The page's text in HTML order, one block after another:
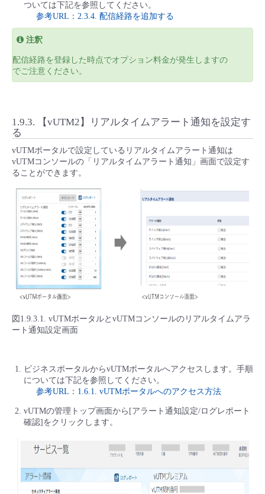
ついては下記を参照してください。
参考URL：2.3.4. 配信経路を追加する
注釈
配信経路を登録した時点でオプション料金が発生しますの
でご注意ください。
1.9.3.
【vUTM2】リアルタイムアラート通知を設定す
る
vUTMポータルで設定しているリアルタイムアラート通知は
vUTMコンソールの「リアルタイムアラート通知」画面で設定す
ることができます。
図1.9.3.1. vUTMポータルとvUTMコンソールのリアルタイムアラ
ート通知設定画面
ビジネスポータルからvUTMポータルへアクセスします。手順
については下記を参照してください。
参考URL：1.6.1. vUTMポータルへのアクセス方法
vUTMの管理トップ画面から[アラート通知設定/ログレポート
確認]をクリックします。